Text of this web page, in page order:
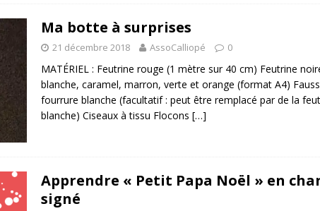
Ma botte à surprises
21 décembre 2018 AssoCalliopé 0
MATÉRIEL : Feutrine rouge (1 mètre sur 40 cm) Feutrine
blanche, caramel, marron, verte et orange (format A4)
fourrure blanche (facultatif : peut être remplacé par de la
blanche) Ciseaux à tissu Flocons […]
Apprendre « Petit Papa Noël » en
signé